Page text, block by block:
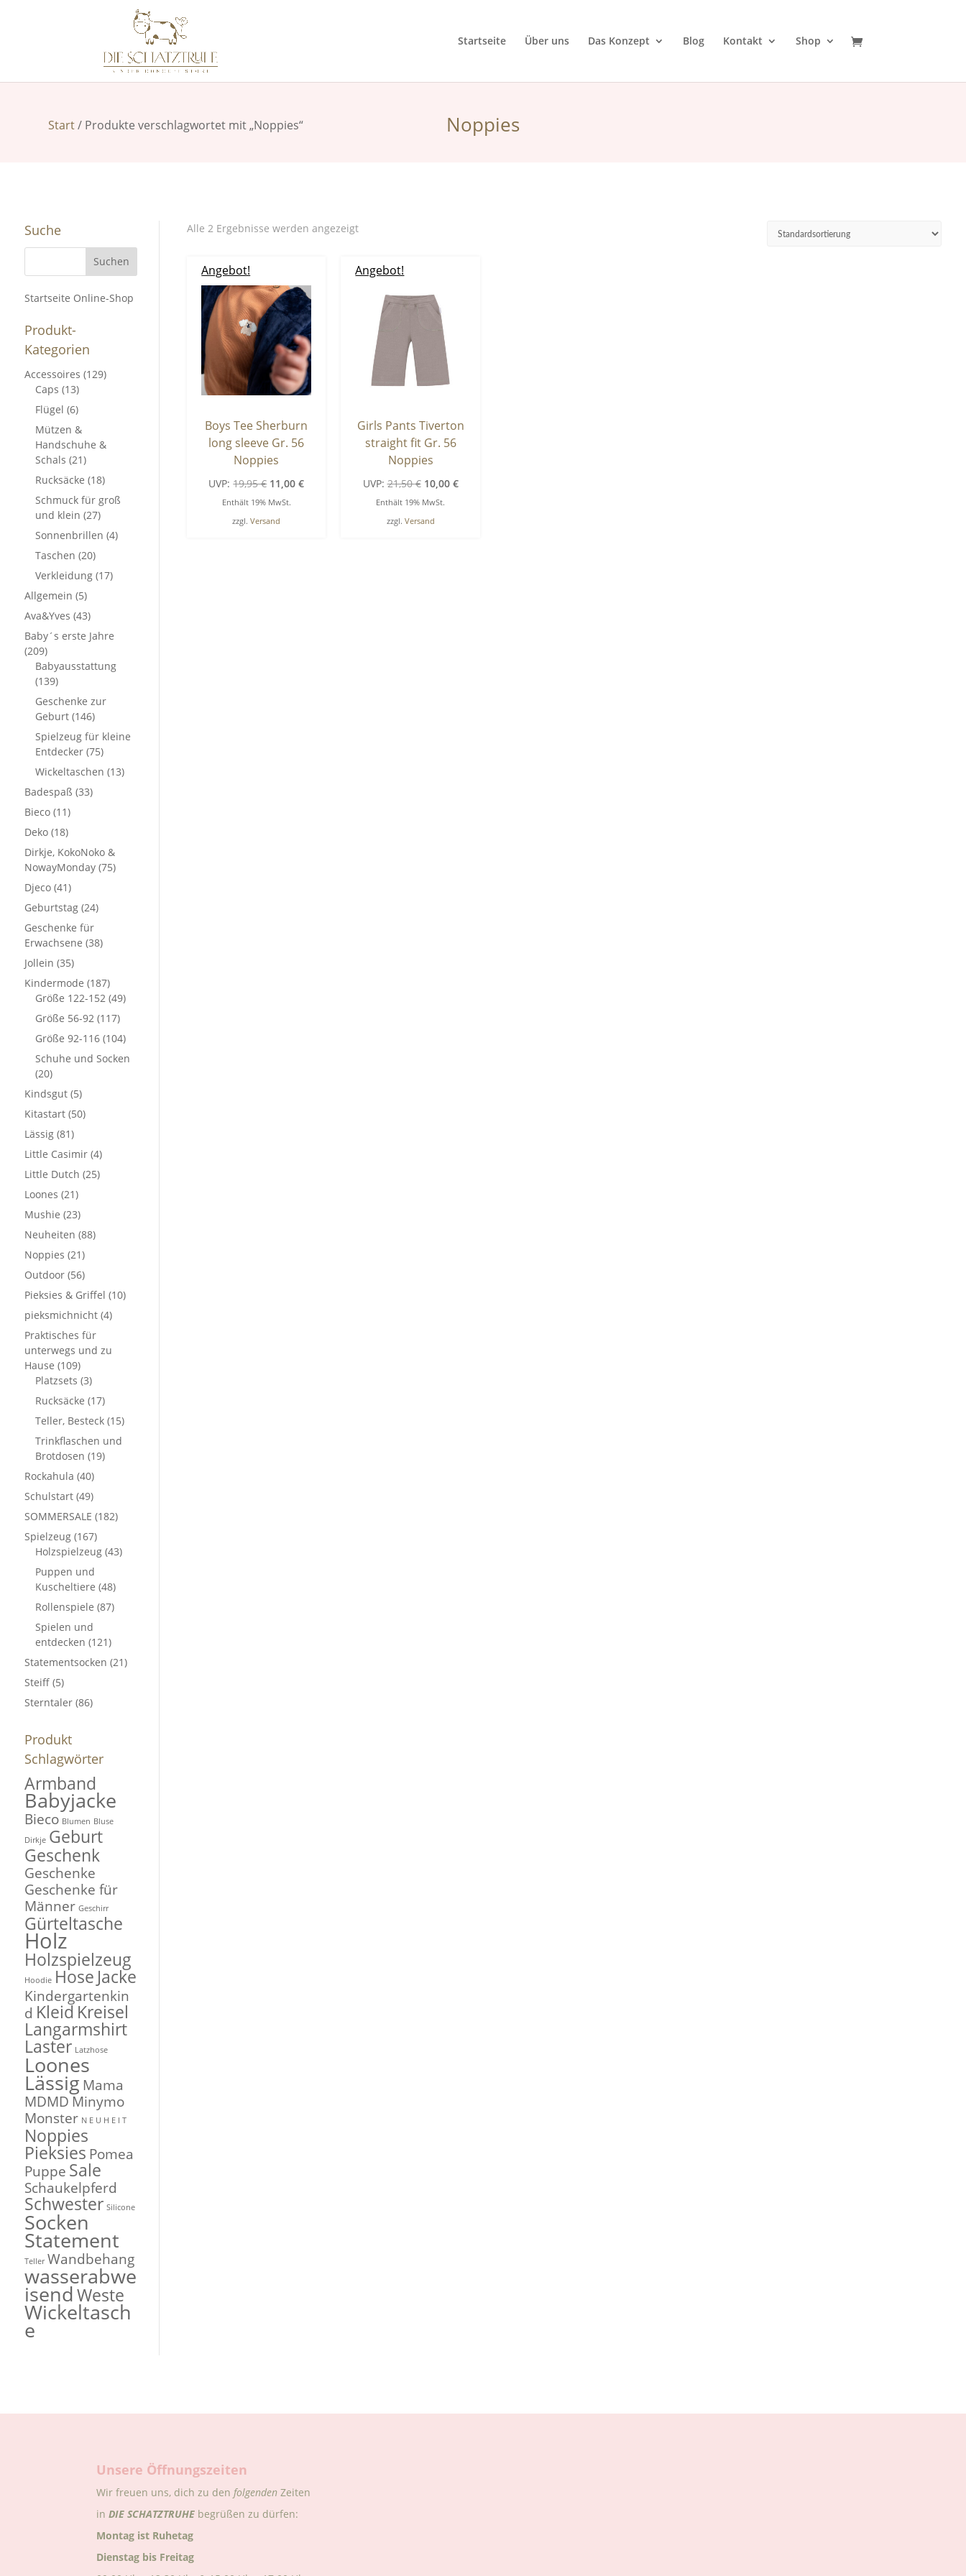
Startseite Über uns Das Konzept Blog Kontakt Shop
Start/ Produkte verschlagwortet mit „Noppies“ Noppies
Suche
Startseite Online-Shop
Produkt-
Kategorien
Accessoires (129)
Caps (13)
Flügel (6)
Mützen &
Handschuhe &
Schals (21)
Rucksäcke (18)
Schmuck für groß
und klein (27)
Sonnenbrillen (4)
Taschen (20)
Verkleidung (17)
Allgemein (5)
Ava&Yves (43)
Baby´s erste Jahre
(209)
Babyausstattung
(139)
Geschenke zur
Geburt (146)
Spielzeug für kleine
Entdecker (75)
Wickeltaschen (13)
Badespaß (33)
Bieco (11)
Deko (18)
Dirkje, KokoNoko &
NowayMonday (75)
Djeco (41)
Geburtstag (24)
Geschenke für
Erwachsene (38)
Jollein (35)
Kindermode (187)
Größe 122-152 (49)
Größe 56-92 (117)
Größe 92-116 (104)
Schuhe und Socken
(20)
Kindsgut (5)
Kitastart (50)
Lässig (81)
Little Casimir (4)
Little Dutch (25)
Loones (21)
Mushie (23)
Neuheiten (88)
Noppies (21)
Outdoor (56)
Pieksies & Griffel (10)
pieksmichnicht (4)
Praktisches für
unterwegs und zu
Hause (109)
Platzsets (3)
Rucksäcke (17)
Teller, Besteck (15)
Trinkflaschen und
Brotdosen (19)
Rockahula (40)
Schulstart (49)
SOMMERSALE (182)
Spielzeug (167)
Holzspielzeug (43)
Puppen und
Kuscheltiere (48)
Rollenspiele (87)
Spielen und
entdecken (121)
Statementsocken (21)
Steiff (5)
Sterntaler (86)
Produkt
Schlagwörter
Armband
Babyjacke
Bieco Blumen Bluse
Dirkje Geburt
Geschenk
Geschenke
Geschenke für
Männer Geschirr
Gürteltasche
Holz
Holzspielzeug
Hoodie Hose Jacke
Kindergartenkin
d Kleid Kreisel
Langarmshirt
Laster Latzhose
Loones
Lässig Mama
MDMD Minymo
Monster N E U H E I T
Noppies
Pieksies Pomea
Puppe Sale
Schaukelpferd
Schwester Silicone
Socken
Statement
Teller Wandbehang
wasserabwe
isendWeste
Wickeltasch
e
Alle 2 Ergebnisse werden angezeigt
Angebot!
Boys Tee Sherburn
long sleeve Gr. 56
Noppies
UVP: 19,95€ Ursprünglicher
Preis
war:
11,00€Aktueller
Enthält 19% MwSt.
zzgl.Versand
Angebot!
Girls Pants Tiverton
straight fit Gr. 56
Noppies
UVP: 21,50€ Ursprünglicher
Preis
war:
10,00 €Aktueller
Enthält 19% MwSt.
zzgl. Versand
Unsere Öffnungszeiten
Wir freuen uns, dich zu den folgenden Zeiten
inDIE SCHATZTRUHE begrüßen zu dürfen:
Montag ist Ruhetag
Dienstag bis Freitag